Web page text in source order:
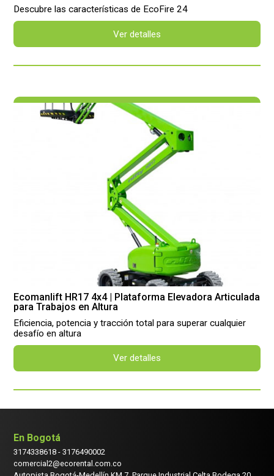
Descubre las características de EcoFire 24
Ver detalles
Ecomanlift HR17 4x4 | Plataforma Elevadora Articulada
para Trabajos en Altura
Eficiencia, potencia y tracción total para superar cualquier
desafío en altura
Ver detalles
En Bogotá
3174338618 -3176490002
comercial2@ecorental.com.co